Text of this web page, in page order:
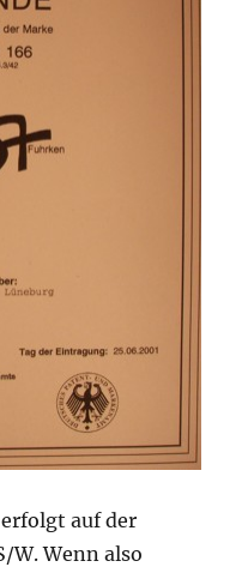
auf der
W. Wenn also